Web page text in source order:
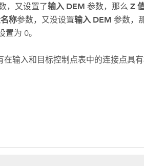
，又设置了输入 DEM 参数，那么 Z
称参数，又没设置输入 DEM 参数，
为 0。
在输入和目标控制点表中的连接点具